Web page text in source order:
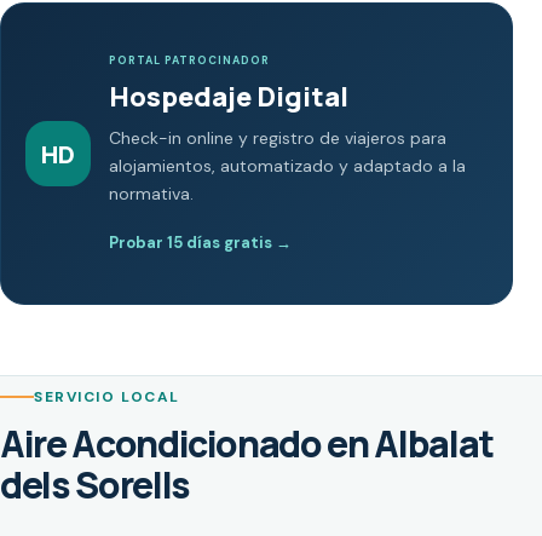
HD
PORTAL PATROCINADOR
Hospedaje Digital
Check-in online y registro de viajeros para
alojamientos, automatizado y adaptado a la
normativa.
Probar 15 días gratis →
SERVICIO LOCAL
Aire Acondicionado en Albalat
dels Sorells